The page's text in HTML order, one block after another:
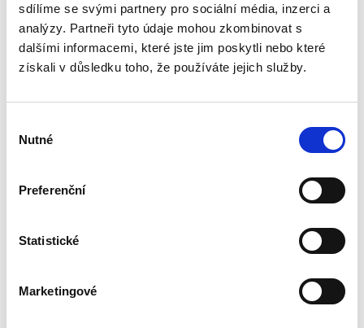
sdílíme se svými partnery pro sociální média, inzerci a
analýzy. Partneři tyto údaje mohou zkombinovat s
dalšími informacemi, které jste jim poskytli nebo které
získali v důsledku toho, že používáte jejich služby.
souhlasu
Nutné
Preferenční
Statistické
Marketingové
Úvod do práva
bezdůvodného
350,00 Kč
institutu bezdůvodného obohacení v